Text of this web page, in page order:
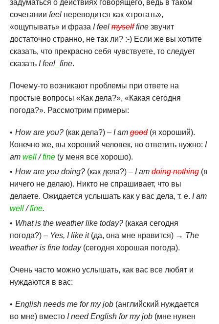
задуматься о действиях говорящего, ведь в таком
сочетании feel переводится как «трогать»,
«ощупывать» и фраза I feel myselffine звучит
достаточно странно, не так ли? :-) Если же вы хотите
сказать, что прекрасно себя чувствуете, то следует
сказать I feel fine.
Почему-то возникают проблемы при ответе на
простые вопросы «Как дела?», «Какая сегодня
погода?». Рассмотрим примеры:
How are you? (как дела?) – I am good(я хороший).
Конечно же, вы хороший человек, но ответить нужно: I
am well/fine (у меня все хорошо).
How are you doing? (как дела?) – I am doing nothing (я
ничего не делаю). Никто не спрашивает, что вы
делаете. Ожидается услышать как у вас дела, т. е. I am
well/fine.
What is the weather like today? (какая сегодня
погода?) – Yes, I like it(да, она мне нравится) → The
weather is fine today(сегодня хорошая погода).
Очень часто можно услышать, как вас все любят и
нуждаются в вас:
English needs me for my job (английский нуждается
во мне) вместо I need English for my job (мне нужен